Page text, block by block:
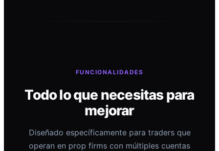
FUNCIONALIDADES
Todo lo que necesitas para
mejorar
Diseñado específicamente para traders que
operan en prop firms con múltiples cuentas